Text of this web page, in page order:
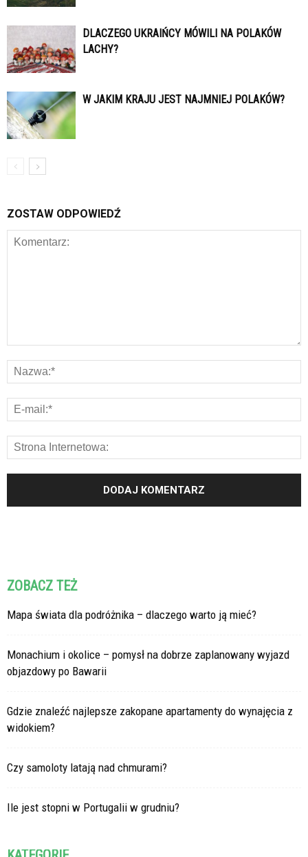
DLACZEGO UKRAIŃCY MÓWILI NA POLAKÓW
LACHY?
W JAKIM KRAJU JEST NAJMNIEJ POLAKÓW?
ZOSTAW ODPOWIEDŹ
ZOBACZ TEŻ
Mapa świata dla podróżnika – dlaczego warto ją mieć?
Monachium i okolice – pomysł na dobrze zaplanowany wyjazd
objazdowy po Bawarii
Gdzie znaleźć najlepsze zakopane apartamenty do wynajęcia z
widokiem?
Czy samoloty latają nad chmurami?
Ile jest stopni w Portugalii w grudniu?